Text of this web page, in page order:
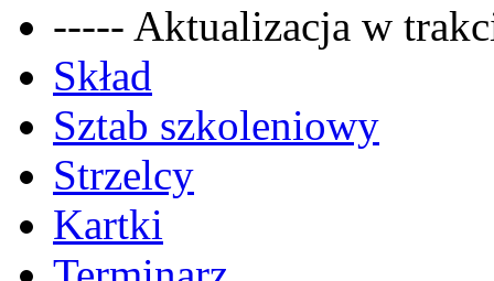
----- Aktualizacja w
Skład
Sztab szkoleniowy
Strzelcy
Kartki